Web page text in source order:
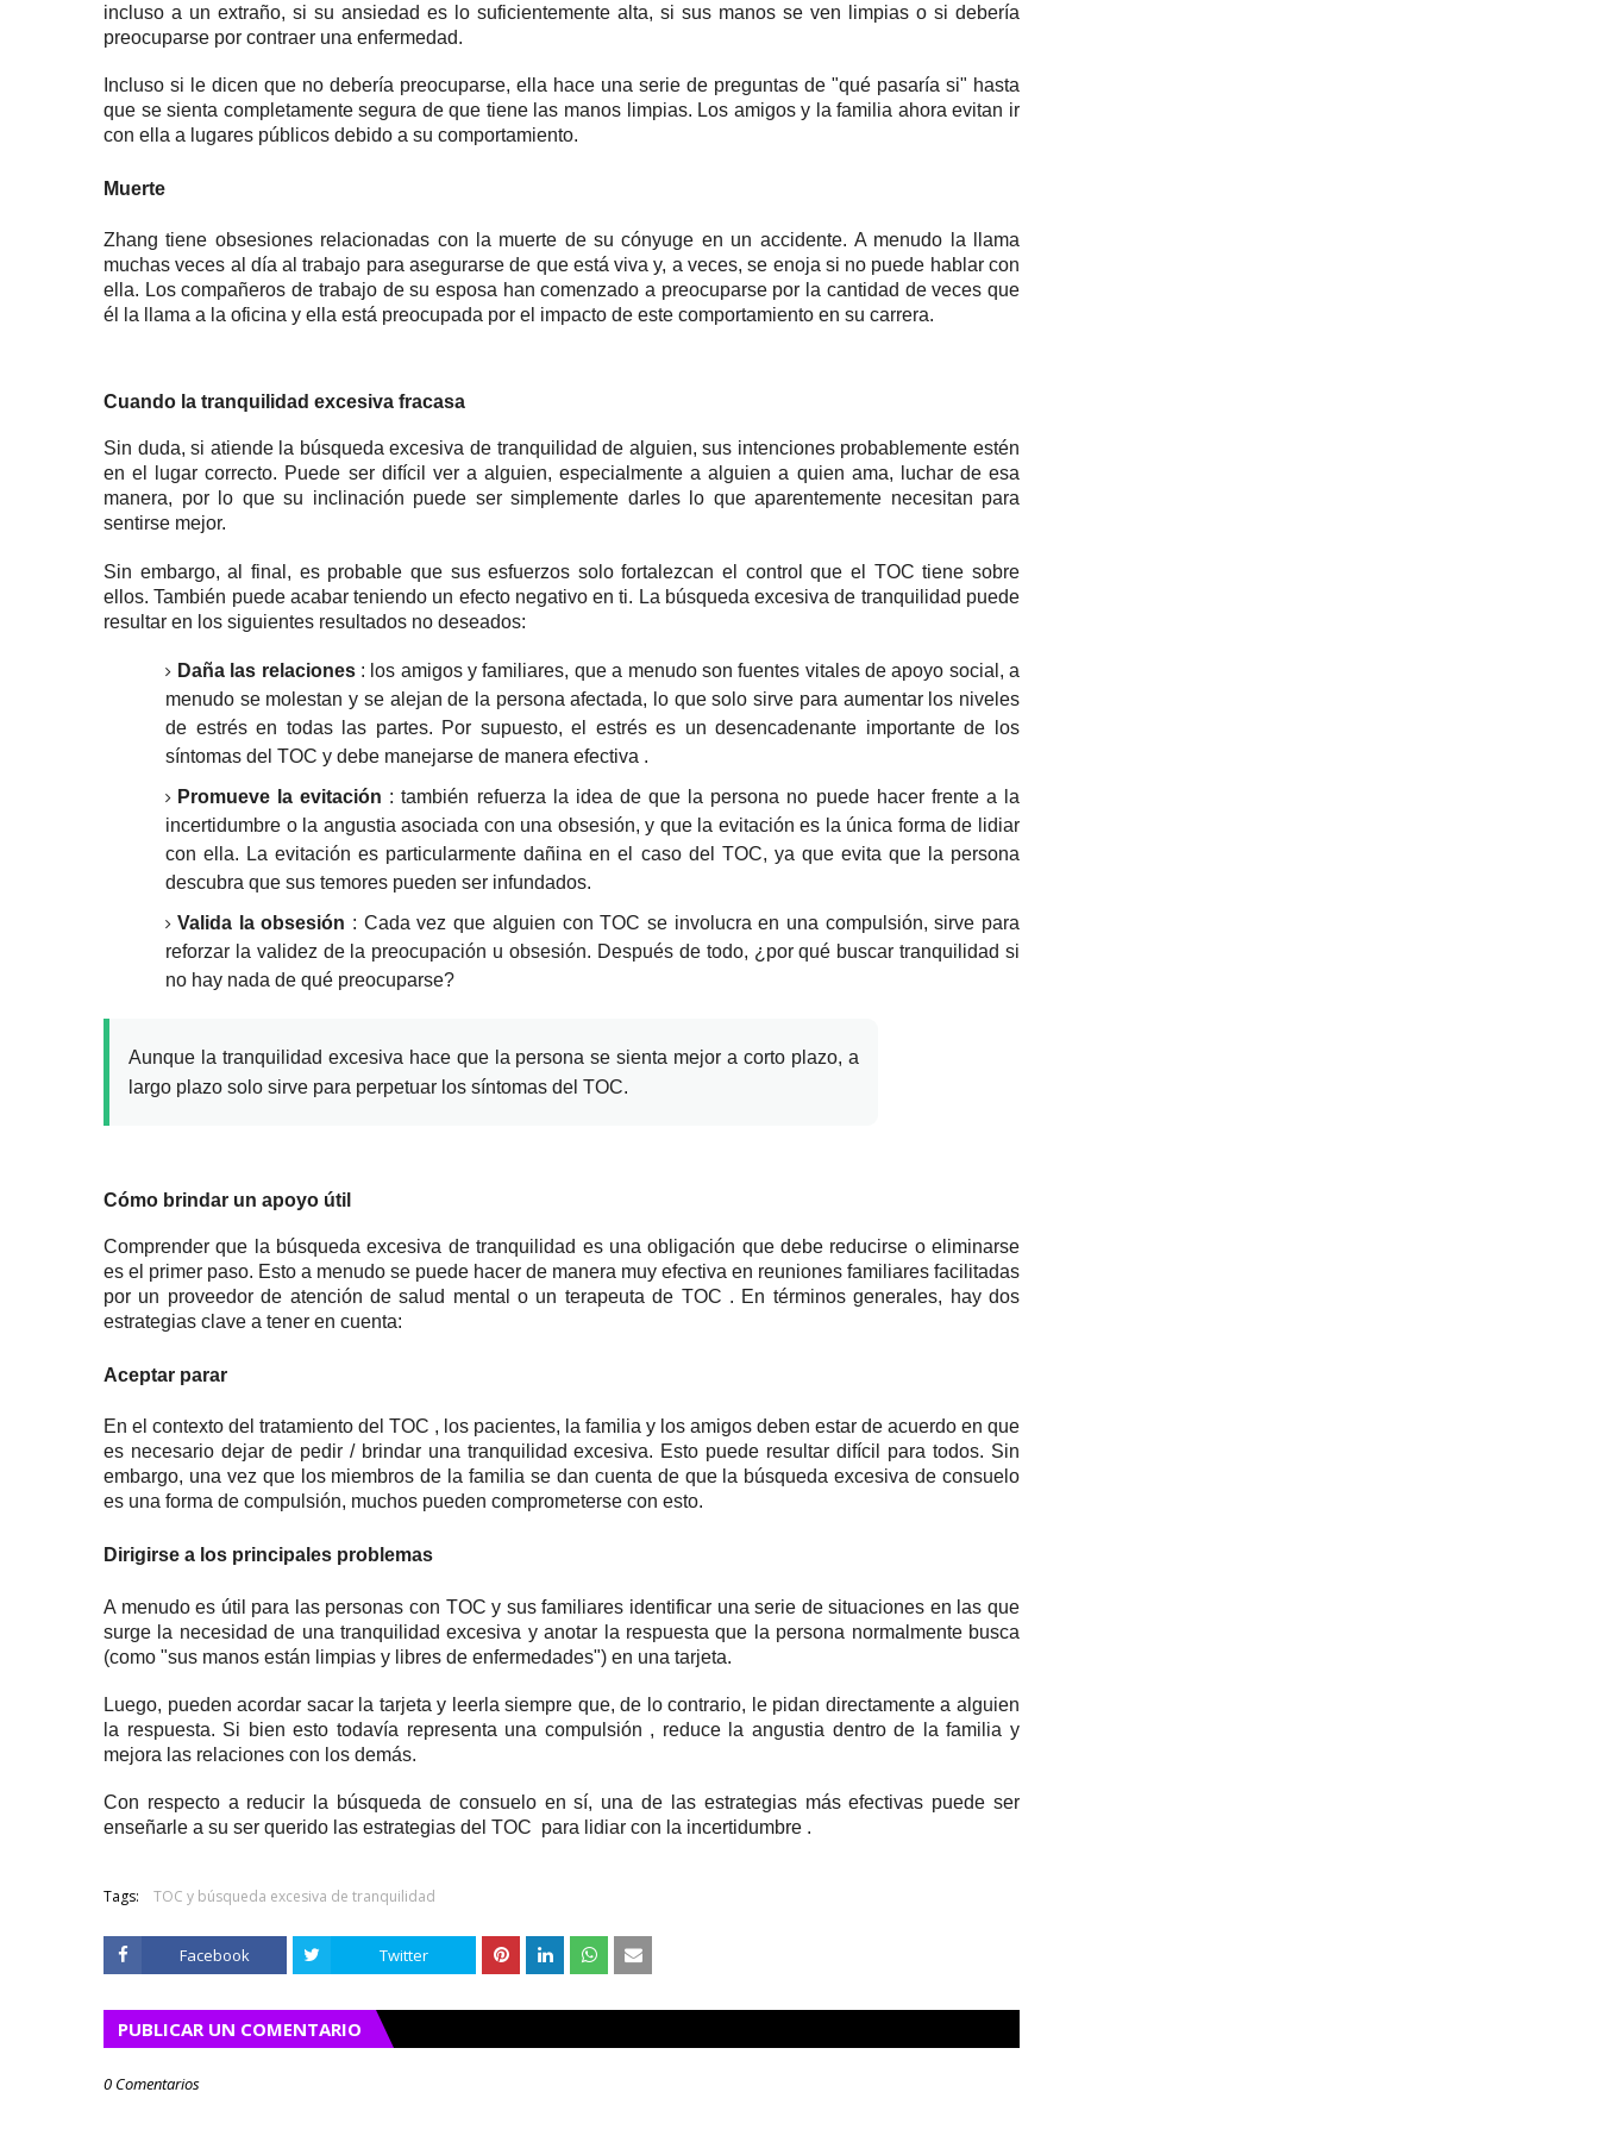
incluso a un extraño, si su ansiedad es lo suficientemente alta, si sus manos se ven limpias o si debería
preocuparse por contraer una enfermedad.
Incluso si le dicen que no debería preocuparse, ella hace una serie de preguntas de "qué pasaría si" hasta
que se sienta completamente segura de que tiene las manos limpias. Los amigos y la familia ahora evitan ir
con ella a lugares públicos debido a su comportamiento.
Muerte
Zhang tiene obsesiones relacionadas con la muerte de su cónyuge en un accidente. A menudo la llama
muchas veces al día al trabajo para asegurarse de que está viva y, a veces, se enoja si no puede hablar con
ella. Los compañeros de trabajo de su esposa han comenzado a preocuparse por la cantidad de veces que
él la llama a la oficina y ella está preocupada por el impacto de este comportamiento en su carrera.
Cuando la tranquilidad excesiva fracasa
Sin duda, si atiende la búsqueda excesiva de tranquilidad de alguien, sus intenciones probablemente estén
en el lugar correcto. Puede ser difícil ver a alguien, especialmente a alguien a quien ama, luchar de esa
manera, por lo que su inclinación puede ser simplemente darles lo que aparentemente necesitan para
sentirse mejor.
Sin embargo, al final, es probable que sus esfuerzos solo fortalezcan el control que el TOC tiene sobre
ellos.También puede acabar teniendo un efecto negativo en ti. La búsqueda excesiva de tranquilidad puede
resultar en los siguientes resultados no deseados:
Daña las relaciones: los amigos y familiares, que a menudo son fuentes vitales de apoyo social, a
menudo se molestan y se alejan de la persona afectada, lo que solo sirve para aumentar los niveles
de estrés en todas las partes. Por supuesto, el estrés es un desencadenante importante de los
síntomas del TOC y debe manejarse de manera efectiva .
Promueve la evitación : también refuerza la idea de que la persona no puede hacer frente a la
incertidumbre o la angustia asociada con una obsesión, y que la evitación es la única forma de lidiar
con ella. La evitación es particularmente dañina en el caso del TOC, ya que evita que la persona
descubra que sus temores pueden ser infundados.
Valida la obsesión : Cada vez que alguien conTOC seinvolucra en una compulsión, sirve para
reforzar la validez de la preocupación u obsesión. Después de todo, ¿por qué buscar tranquilidad si
no hay nada de qué preocuparse?
Aunque la tranquilidad excesiva hace que la persona se sienta mejor a corto plazo, a
largo plazo solo sirve para perpetuar los síntomas del TOC.
Cómo brindar un apoyo útil
Comprender que la búsqueda excesiva de tranquilidad es una obligación que debe reducirse o eliminarse
es el primer paso. Esto a menudo se puede hacer de manera muy efectiva en reuniones familiares facilitadas
por un proveedor de atención de salud mental o un terapeuta de TOC . En términos generales, hay dos
estrategias clave a tener en cuenta:
Aceptar parar
En el contexto del tratamiento del TOC , los pacientes, la familia y los amigos deben estar de acuerdo en que
es necesario dejar de pedir / brindar una tranquilidad excesiva. Esto puede resultar difícil para todos. Sin
embargo, una vez que los miembros de la familia se dan cuenta de que la búsqueda excesiva de consuelo
es una forma de compulsión, muchos pueden comprometerse con esto.
Dirigirse a los principales problemas
A menudo es útil para las personas con TOC y sus familiares identificar una serie de situaciones en las que
surge la necesidad de una tranquilidad excesiva y anotar la respuesta que la persona normalmente busca
(como "sus manos están limpias y libres de enfermedades") en una tarjeta.
Luego, pueden acordar sacar la tarjeta y leerla siempre que, de lo contrario, le pidan directamente a alguien
la respuesta. Si bien esto todavía representa una compulsión , reduce la angustia dentro de la familia y
mejora las relaciones con los demás.
Con respecto a reducir la búsqueda de consuelo en sí, una de las estrategias más efectivas puede ser
enseñarle a su ser querido las estrategias del TOC para lidiar con la incertidumbre .
Tags: TOC y búsqueda excesiva de tranquilidad
Facebook Twitter
PUBLICAR UN COMENTARIO
0 Comentarios